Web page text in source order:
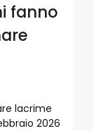
fanno
lacrime
2026